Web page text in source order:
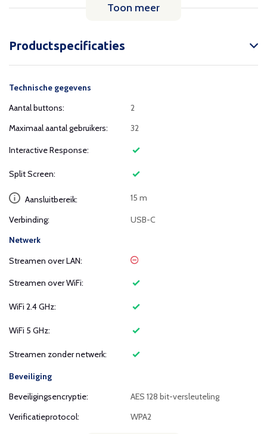
Toon meer
Productspecificaties
Technische gegevens
Aantal buttons:
2
Maximaal aantal gebruikers:
32
Interactive Response:
Split Screen:
Aansluitbereik: 15 m
Verbinding:
USB-C
Netwerk
Streamen over LAN:
Streamen over WiFi:
WiFi 2.4 GHz:
WiFi 5 GHz:
Streamen zonder netwerk:
Beveiliging
Beveiligingsencryptie:
AES 128 bit-versleuteling
Verificatieprotocol:
WPA2